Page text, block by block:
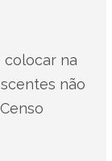
colocar na
não